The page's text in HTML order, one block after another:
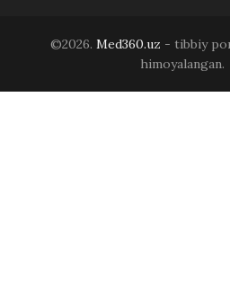
©2026. Med360.uz - tibbiy
himoyalangan.